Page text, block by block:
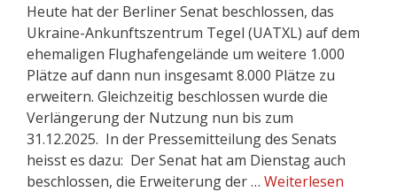
Heute hat der Berliner Senat beschlossen, das
Ukraine-Ankunftszentrum Tegel (UATXL) auf dem
ehemaligen Flughafengelände um weitere 1.000
Plätze auf dann nun insgesamt 8.000 Plätze zu
erweitern. Gleichzeitig beschlossen wurde die
Verlängerung der Nutzung nun bis zum
31.12.2025. In der Pressemitteilung des Senats
heisst es dazu: Der Senat hat am Dienstag auch
beschlossen, die Erweiterung der … Weiterlesen